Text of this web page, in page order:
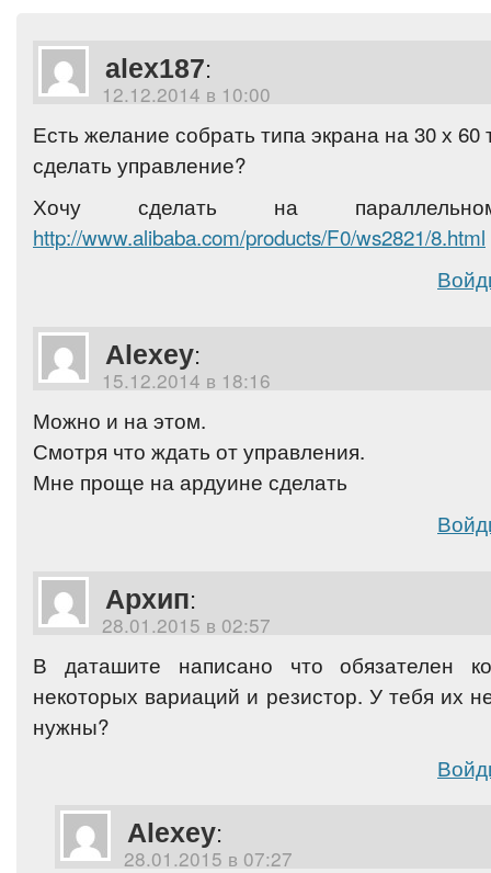
alex187:
12.12.2014 в 10:00
Есть желание собрать типа экрана на 30 х
сделать управление?
Хочу сделать на
http://www.alibaba.com/products/F0/ws2821/8.html
Alexey:
15.12.2014 в 18:16
Можно и на этом.
Смотря что ждать от управления.
Мне проще на ардуине сделать
Архип:
28.01.2015 в 02:57
В даташите написано что обязателен
некоторых вариаций и резистор. У тебя их
нужны?
Alexey:
28.01.2015 в 07:27